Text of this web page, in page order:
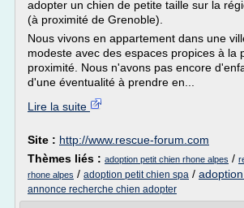
adopter un chien de petite taille sur la
(à proximité de Grenoble).
Nous vivons en appartement dans une
modeste avec des espaces propices à la
proximité. Nous n'avons pas encore
d'une éventualité à prendre en...
Lire la suite
Site : http://www.rescue-forum.com
Thèmes liés : adoption petit chien rhone alpes /
rhone alpes / adoption petit chien spa /
annonce recherche chien adopter